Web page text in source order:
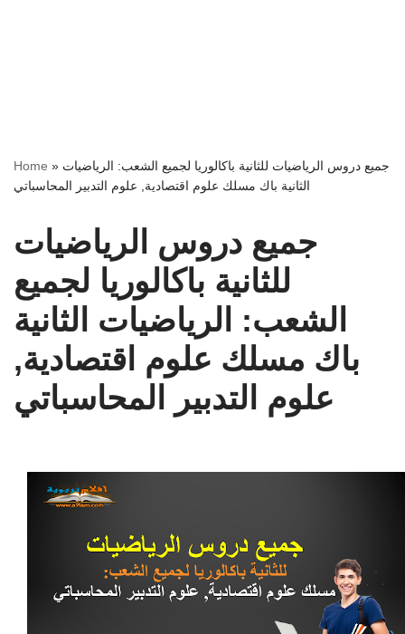
Home » جميع دروس الرياضيات للثانية باكالوريا لجميع الشعب: الرياضيات
الثانية باك مسلك علوم اقتصادية, علوم التدبير المحاسباتي
جميع دروس الرياضيات
للثانية باكالوريا لجميع
الشعب: الرياضيات الثانية
باك مسلك علوم اقتصادية,
علوم التدبير المحاسباتي